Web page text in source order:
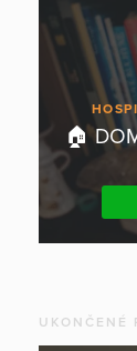
🏠
UKONČENÉ